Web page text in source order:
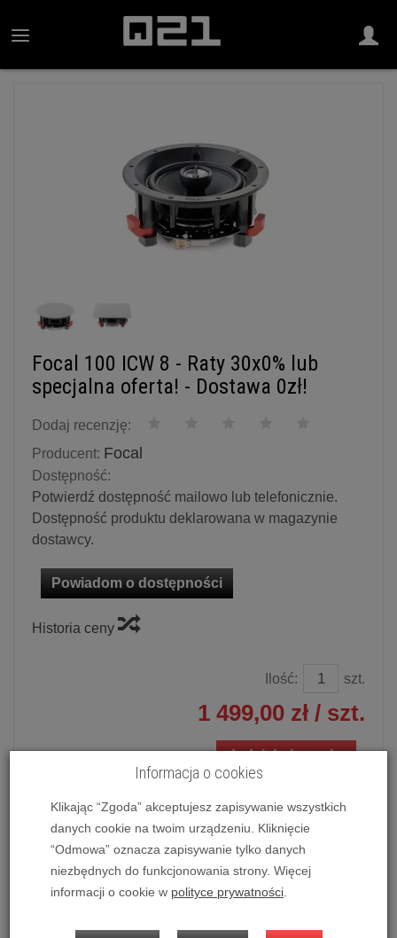
Focal 100 ICW 8 - Raty 30x0% lub
specjalna oferta! - Dostawa 0zł!
Dodaj recenzję:
Producent: Focal
Dostępność:
Potwierdź dostępność mailowo lub telefonicznie.
Dostępność produktu deklarowana w magazynie
dostawcy.
Powiadom o dostępności
Historia ceny
Ilość: szt.
1 499,00 zł / szt.
dodaj do koszyka
Głośnik instalacyjny Focal 100 ICW 8
Cena dotyczy 1 szt. kolumn.
Informacja o cookies
Klikając “Zgoda” akceptujesz zapisywanie wszystkich
danych cookie na twoim urządzeniu. Kliknięcie
“Odmowa” oznacza zapisywanie tylko danych
niezbędnych do funkcjonowania strony. Więcej
informacji o cookie w polityce prywatności.